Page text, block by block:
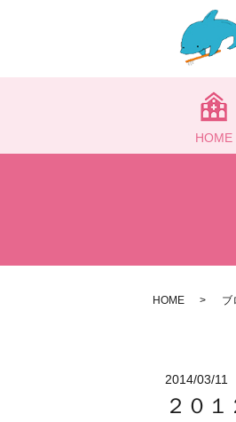
HOME
HOME ブ
2014/03/11
２０